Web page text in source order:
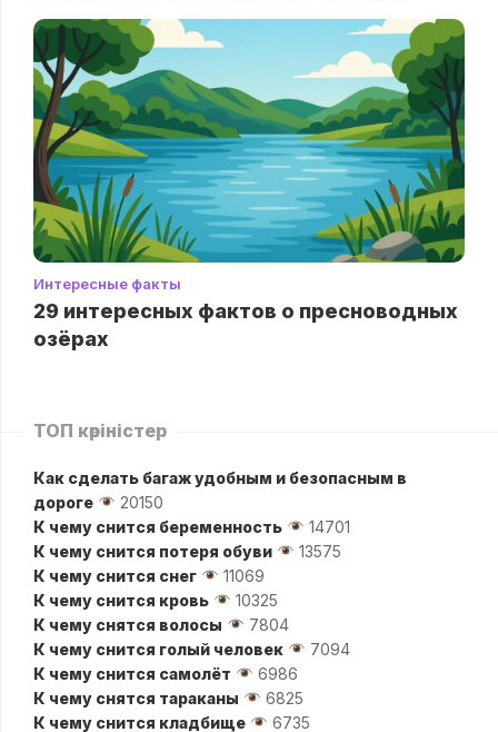
Интересные факты
29 интересных фактов о пресноводных
озёрах
ТОП көріністер
Как сделать багаж удобным и безопасным в
дороге
20150
К чему снится беременность
14701
К чему снится потеря обуви
13575
К чему снится снег
11069
К чему снится кровь
10325
К чему снятся волосы
7804
К чему снится голый человек
7094
К чему снится самолёт
6986
К чему снятся тараканы
6825
К чему снится кладбище
6735